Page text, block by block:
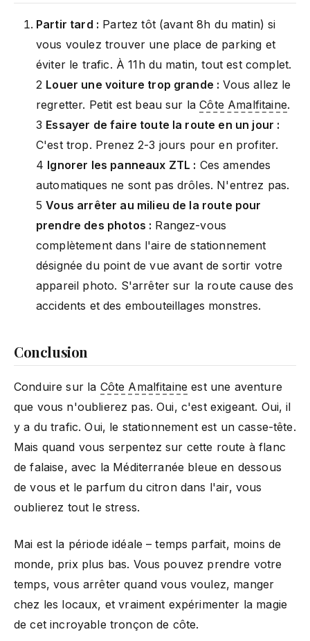
Partir tard : Partez tôt (avant 8h du matin) si
vous voulez trouver une place de parking et
éviter le trafic. À 11h du matin, tout est complet.
2 Louer une voiture trop grande : Vous allez le
regretter. Petit est beau sur laCôte Amalfitaine.
3 Essayer de faire toute la route en un jour :
C'est trop. Prenez 2-3 jours pour en profiter.
4 Ignorer les panneaux ZTL : Ces amendes
automatiques ne sont pas drôles. N'entrez pas.
5Vous arrêter au milieu de la route pour
prendre des photos : Rangez-vous
complètement dans l'aire de stationnement
désignée du point de vue avant de sortir votre
appareil photo. S'arrêter sur la route cause des
accidents et des embouteillages monstres.
Conclusion
Conduire sur la Côte Amalfitaine est une aventure
que vous n'oublierez pas. Oui, c'est exigeant. Oui, il
y a du trafic. Oui, le stationnement est un casse-tête.
Mais quand vous serpentez sur cette route à flanc
de falaise, avec la Méditerranée bleue en dessous
de vous et le parfum du citron dans l'air, vous
oublierez tout le stress.
Mai est la période idéale – temps parfait, moins de
monde, prix plus bas. Vous pouvez prendre votre
temps, vous arrêter quand vous voulez, manger
chez les locaux, et vraiment expérimenter la magie
de cet incroyable tronçon de côte.